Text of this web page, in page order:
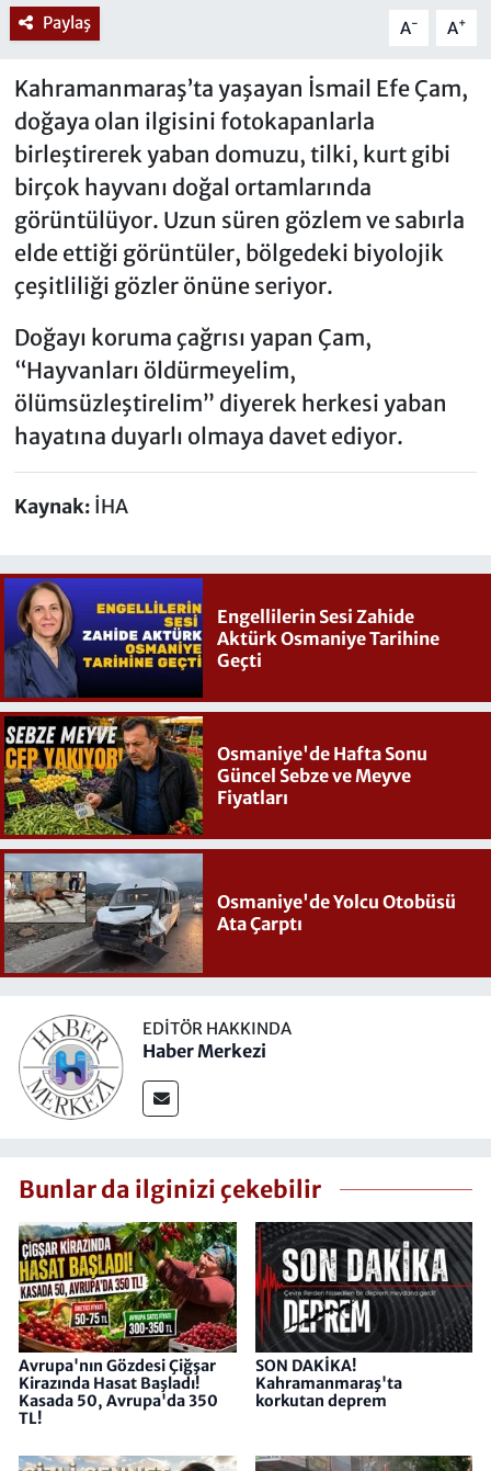
Paylaş A- A+
Kahramanmaraş’ta yaşayan İsmail Efe Çam,
doğaya olan ilgisini fotokapanlarla
birleştirerek yaban domuzu, tilki, kurt gibi
birçok hayvanı doğal ortamlarında
görüntülüyor. Uzun süren gözlem ve sabırla
elde ettiği görüntüler, bölgedeki biyolojik
çeşitliliği gözler önüne seriyor.
Doğayı koruma çağrısı yapan Çam,
“Hayvanları öldürmeyelim,
ölümsüzleştirelim” diyerek herkesi yaban
hayatına duyarlı olmaya davet ediyor.
Kaynak: İHA
Engellilerin Sesi Zahide
Aktürk Osmaniye Tarihine
Geçti
Osmaniye'de Hafta Sonu
Güncel Sebze ve Meyve
Fiyatları
Osmaniye'de Yolcu Otobüsü
Ata Çarptı
EDITÖR HAKKINDA
Haber Merkezi
Bunlar da ilginizi çekebilir
Avrupa'nın Gözdesi Çiğşar
Kirazında Hasat Başladı!
Kasada 50, Avrupa'da 350
TL!
SON DAKİKA!
Kahramanmaraş'ta
korkutan deprem